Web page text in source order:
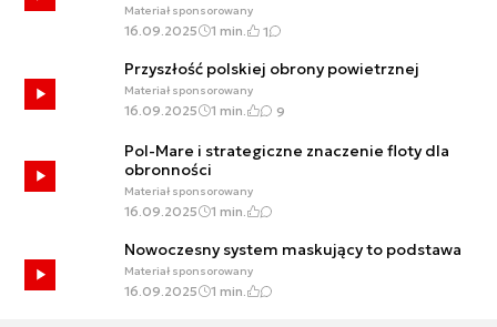
Materiał sponsorowany
16.09.2025 1 min. 1
Przyszłość polskiej obrony powietrznej
Materiał sponsorowany
16.09.2025 1 min. 9
Pol-Mare i strategiczne znaczenie floty dla
obronności
Materiał sponsorowany
16.09.2025 1 min.
Nowoczesny system maskujący to podstawa
Materiał sponsorowany
16.09.2025 1 min.